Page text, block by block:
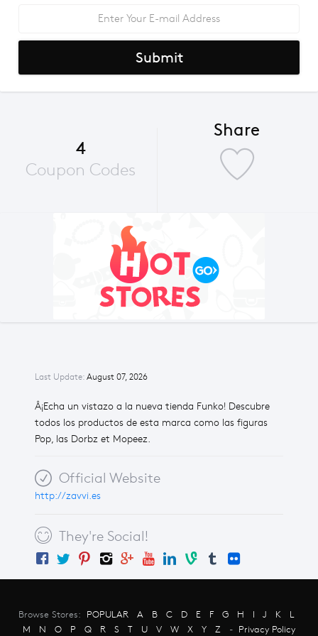
Last Update: August 07, 2026
Â¡Echa un vistazo a la nueva tienda Funko! Descubre
todos los productos de esta marca como las figuras
Pop, las Dorbz et Mopeez.
Official Website
http://zavvi.es
They're Social!
Submit
4
Coupon Codes
Share
Browse Stores: POPULAR A B C D E F G H I J K
L
M
N O P Q R S T U V W X Y Z - Privacy Policy